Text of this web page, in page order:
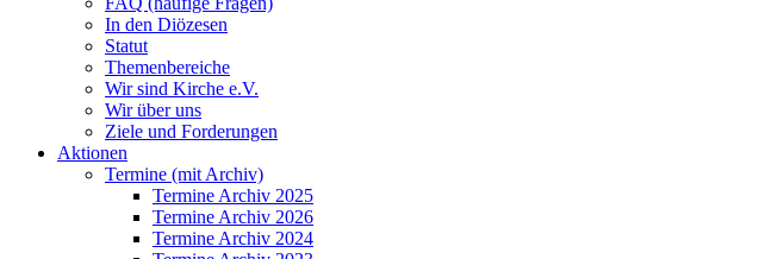
In den Diözesen
Statut
Themenbereiche
Wir sind Kirche e.V.
Wir über uns
Ziele und Forderungen
Aktionen
Termine (mit Archiv)
Termine Archiv 2025
Termine Archiv 2026
Termine Archiv 2024